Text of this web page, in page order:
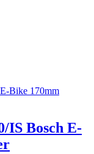
IS Bosch E-